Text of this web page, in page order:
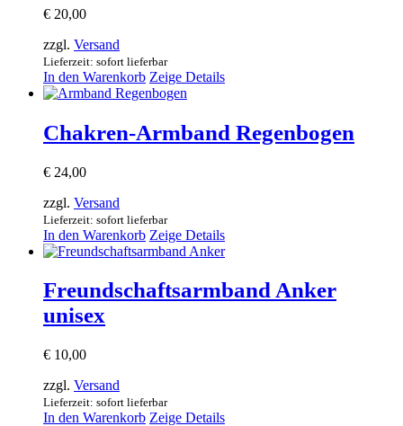
€ 20,00
zzgl. Versand
Lieferzeit: sofort lieferbar
In den Warenkorb Zeige Details
Chakren-Armband Regenbogen
€ 24,00
zzgl. Versand
Lieferzeit: sofort lieferbar
In den Warenkorb Zeige Details
Freundschaftsarmband Anker
unisex
€ 10,00
zzgl. Versand
Lieferzeit: sofort lieferbar
In den Warenkorb Zeige Details